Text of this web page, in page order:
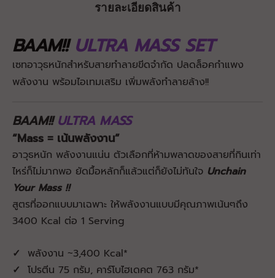
รายละเอียดสินค้า
BAAM!! ULTRA MASSSET
เซทอาวุธหนักสำหรับสายทำลายขีดจำกัด ปลดล็อคกำแพง
พลังงาน พร้อมไอเทมเสริม เพิ่มพลังทำลายล้าง!!
BAAM!!ULTRA MASS
“Mass = เน้นพลังงาน”
อาวุธหนัก พลังงานแน่น ตัวเลือกที่ห้ามพลาดของสายที่กินเท่า
ไหร่ก็ไม่มากพอ ยัดมื้อหลักก็แล้วแต่ก็ยังไม่ทันใจ Unchain
Your Mass !!
สูตรที่ออกแบบมาเฉพาะ ให้พลังงานแบบมีคุณภาพเน้นๆถึง
3400 Kcal ต่อ 1 Serving
✓ พลังงาน ~3,400 Kcal*
✓ โปรตีน 75 กรัม, คาร์โบไฮเดคต 763 กรัม*